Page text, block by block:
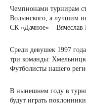
Чемпионами турнирам
Волынского, а лучшим
СК «Дачное» – Вячеслав
Среди девушек 1997
три команды:
Футболисты нашего
В нынешнем году в
будут играть